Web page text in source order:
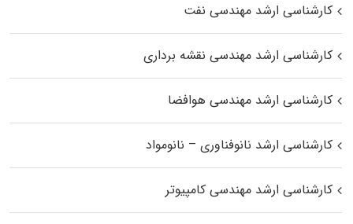
کارشناسی ارشد مهندسی نفت
کارشناسی ارشد مهندسی نقشه برداری
کارشناسی ارشد مهندسی هوافضا
کارشناسی ارشد نانوفناوری – نانومواد
کارشناسی ارشد مهندسی کامپیوتر